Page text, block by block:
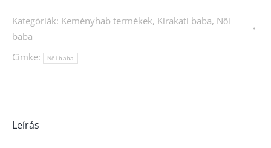
lábbal
mennyiség
Kategóriák: Keményhab termékek, Kirakati baba, Női
baba
Címke:
Női baba
Leírás